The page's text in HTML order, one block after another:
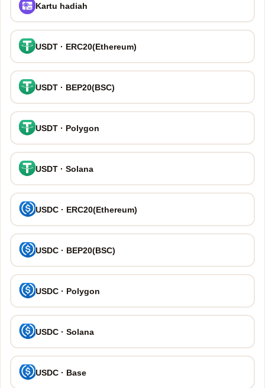
Kartu hadiah
USDT · ERC20(Ethereum)
USDT · BEP20(BSC)
USDT · Polygon
USDT · Solana
USDC · ERC20(Ethereum)
USDC · BEP20(BSC)
USDC · Polygon
USDC · Solana
USDC · Base